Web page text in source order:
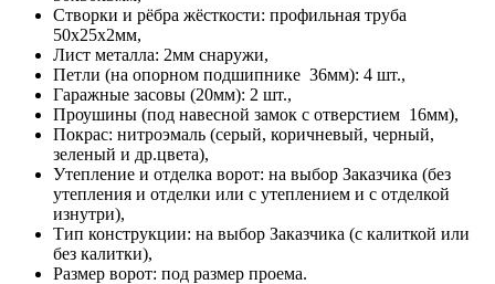
Створки и рёбра жёсткости: профильная труба
50х25х2мм,
Лист металла: 2мм снаружи,
Петли (на опорном подшипнике 36мм): 4 шт.,
Гаражные засовы (20мм): 2 шт.,
Проушины (под навесной замок с отверстием 16мм),
Покрас: нитроэмаль (серый, коричневый, черный,
зеленый и др.цвета),
Утепление и отделка ворот: на выбор Заказчика (без
утепления и отделки или с утеплением и с отделкой
изнутри),
Тип конструкции: на выбор Заказчика (с калиткой или
без калитки),
Размер ворот: под размер проема.